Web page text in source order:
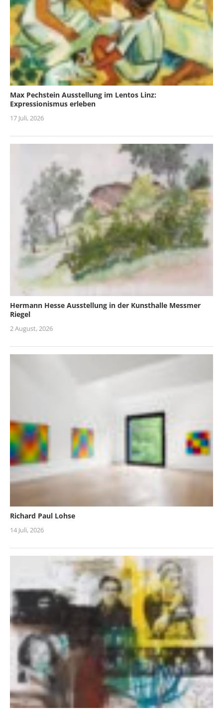
Max Pechstein Ausstellung im Lentos Linz:
Expressionismus erleben
17 Juli, 2026
Hermann Hesse Ausstellung in der Kunsthalle Messmer
Riegel
2 August, 2026
Richard Paul Lohse
14 Juli, 2026